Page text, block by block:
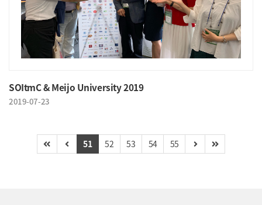
SOItmC & Meijo University 2019
2019-07-23
51 52 53 54 55